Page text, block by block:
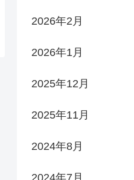
2026年2月
2026年1月
2025年12月
2025年11月
2024年8月